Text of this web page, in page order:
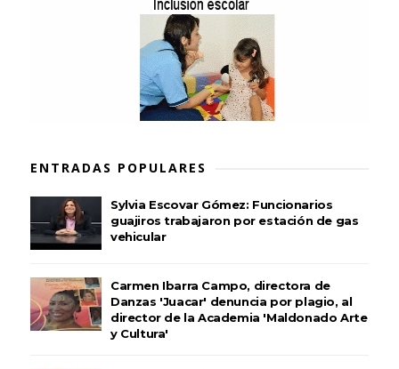
ENTRADAS POPULARES
Sylvia Escovar Gómez: Funcionarios
guajiros trabajaron por estación de gas
vehicular
Carmen Ibarra Campo, directora de
Danzas 'Juacar' denuncia por plagio, al
director de la Academia 'Maldonado Arte
y Cultura'